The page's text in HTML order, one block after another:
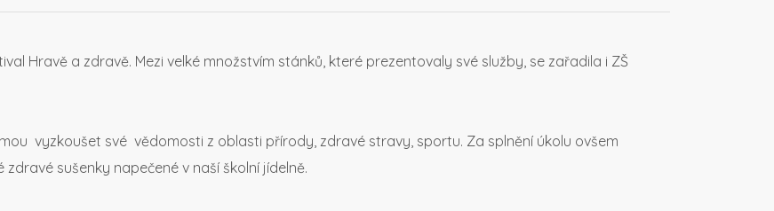
Hravě a zdravě. Mezi velké množstvím stánků, které prezentovaly své služby, se zařadila i ZŠ
vyzkoušet své vědomosti z oblasti přírody, zdravé stravy, sportu. Za splnění úkolu ovšem
sušenky napečené v naší školní jídelně.